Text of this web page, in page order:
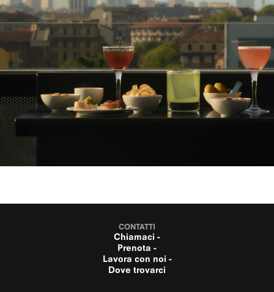
CONTATTI
Chiamaci -
Prenota -
Lavora con noi -
Dove trovarci